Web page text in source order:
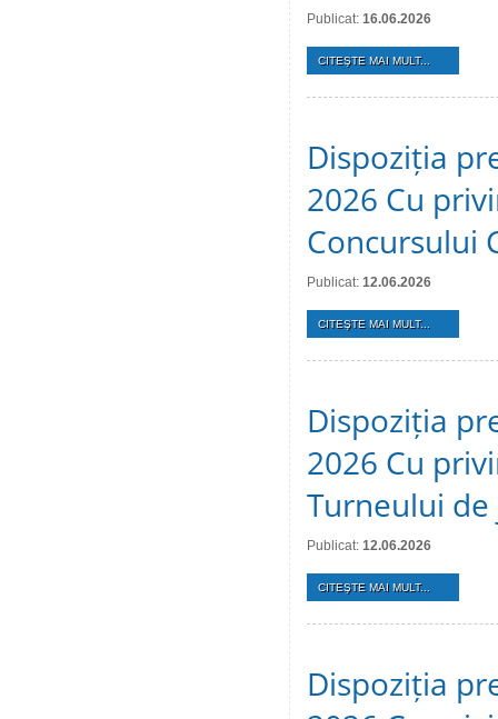
Publicat: 16.06.2026
CITEŞTE MAI MULT...
Dispoziția
2026 Cu
Concursului
Publicat: 12.06.2026
CITEŞTE MAI MULT...
Dispoziția
2026 Cu
Turneului de
Publicat: 12.06.2026
CITEŞTE MAI MULT...
Dispoziția